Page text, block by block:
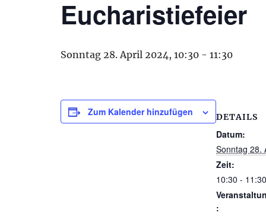
Eucharistiefeier
Sonntag 28. April 2024, 10:30 - 11:30
Zum Kalender hinzufügen DETAILS
Datum:
Sonntag 28.
Zeit:
10:30 - 11:30
: